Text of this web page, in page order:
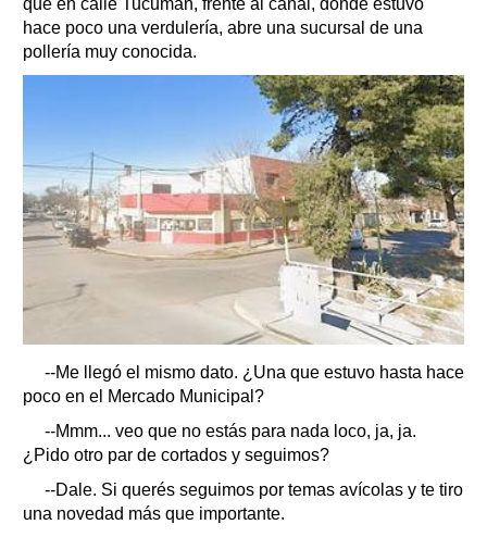
que en calle Tucumán, frente al canal, donde estuvo
hace poco una verdulería, abre una sucursal de una
pollería muy conocida.
--Me llegó el mismo dato. ¿Una que estuvo hasta hace
poco en el Mercado Municipal?
--Mmm... veo que no estás para nada loco, ja, ja.
¿Pido otro par de cortados y seguimos?
--Dale. Si querés seguimos por temas avícolas y te tiro
una novedad más que importante.